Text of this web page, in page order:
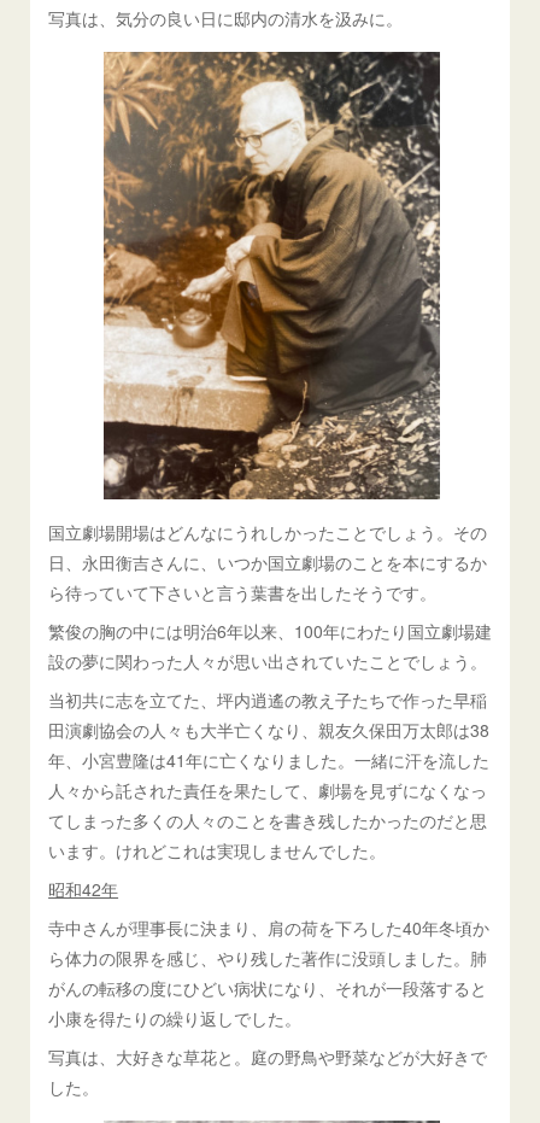
写真は、気分の良い日に邸内の清水を汲みに。
国立劇場開場はどんなにうれしかったことでしょう。その
日、永田衡吉さんに、いつか国立劇場のことを本にするか
ら待っていて下さいと言う葉書を出したそうです。
繁俊の胸の中には明治6年以来、100年にわたり国立劇場建
設の夢に関わった人々が思い出されていたことでしょう。
当初共に志を立てた、坪内逍遙の教え子たちで作った早稲
田演劇協会の人々も大半亡くなり、親友久保田万太郎は38
年、小宮豊隆は41年に亡くなりました。一緒に汗を流した
人々から託された責任を果たして、劇場を見ずになくなっ
てしまった多くの人々のことを書き残したかったのだと思
います。けれどこれは実現しませんでした。
昭和42年
寺中さんが理事長に決まり、肩の荷を下ろした40年冬頃か
ら体力の限界を感じ、やり残した著作に没頭しました。肺
がんの転移の度にひどい病状になり、それが一段落すると
小康を得たりの繰り返しでした。
写真は、大好きな草花と。庭の野鳥や野菜などが大好きで
した。